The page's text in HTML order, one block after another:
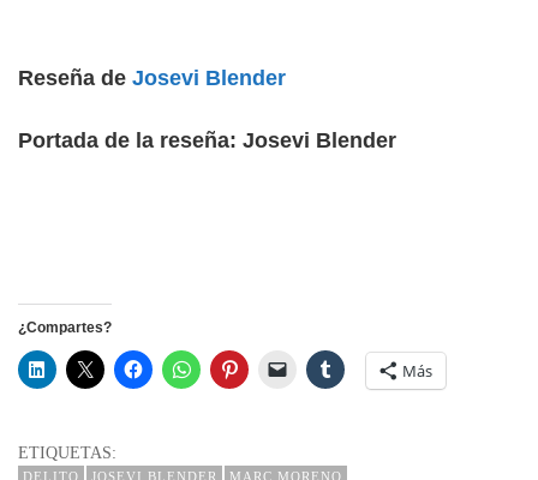
Reseña de Josevi Blender
Portada de la reseña: Josevi Blender
¿Compartes?
Más
ETIQUETAS:
DELITO JOSEVI BLENDER MARC MORENO